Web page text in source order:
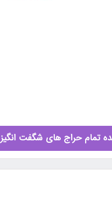
تمام حراج های شگفت انگیز